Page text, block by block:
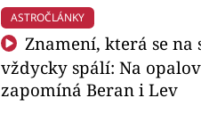
ASTROČLÁNKY
Znamení, která se na
vždycky spálí: Na
zapomíná Beran i Lev